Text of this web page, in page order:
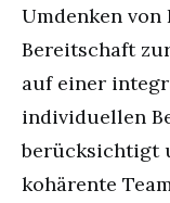
Umdenken
Bereitschaft
auf einer
individuellen
berücksichtigt
kohärente